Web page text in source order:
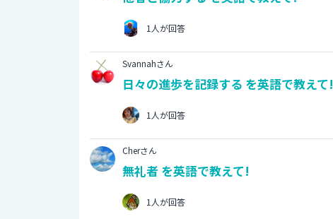
1人が回答
Svannahさん
日々の進歩を記録する を英語で教えて!
1人が回答
Cherさん
無礼者 を英語で教えて!
1人が回答